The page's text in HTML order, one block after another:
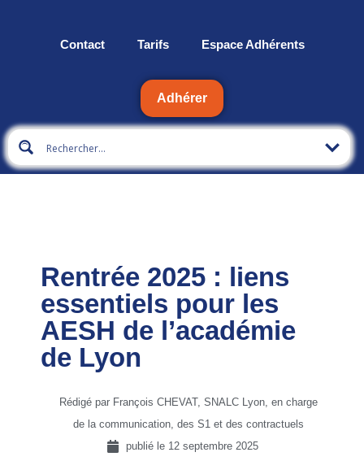
Contact Tarifs Espace Adhérents
Adhérer
Rentrée 2025 : liens
essentiels pour les
AESH de l’académie
de Lyon
Rédigé par François CHEVAT, SNALC Lyon, en charge
de la communication, des S1 et des contractuels
publié le 12 septembre 2025